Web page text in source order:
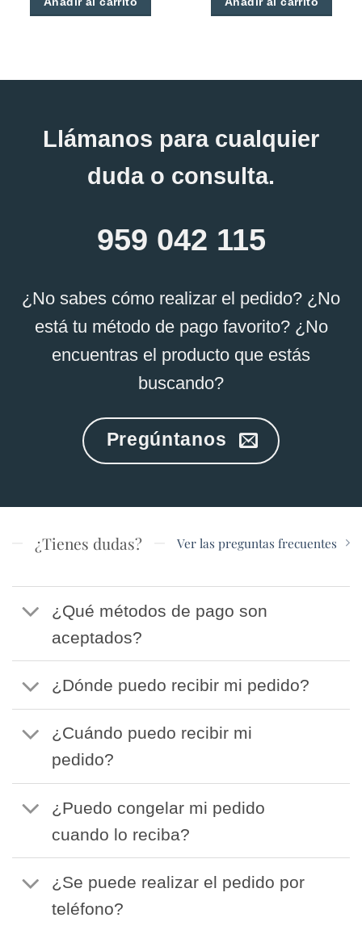
Las
se
en
página
de
producto
Las
opciones
se
página
de
producto
Llámanos para cualquier
duda o consulta.
959 042 115
¿No sabes cómo realizar el pedido? ¿No
está tu método de pago favorito? ¿No
encuentras el producto que estás
buscando?
Pregúntanos
¿Tienes dudas? Ver las preguntas frecuentes
¿Qué métodos de pago son
aceptados?
¿Dónde puedo recibir mi pedido?
¿Cuándo puedo recibir mi
pedido?
¿Puedo congelar mi pedido
cuando lo reciba?
¿Se puede realizar el pedido por
teléfono?